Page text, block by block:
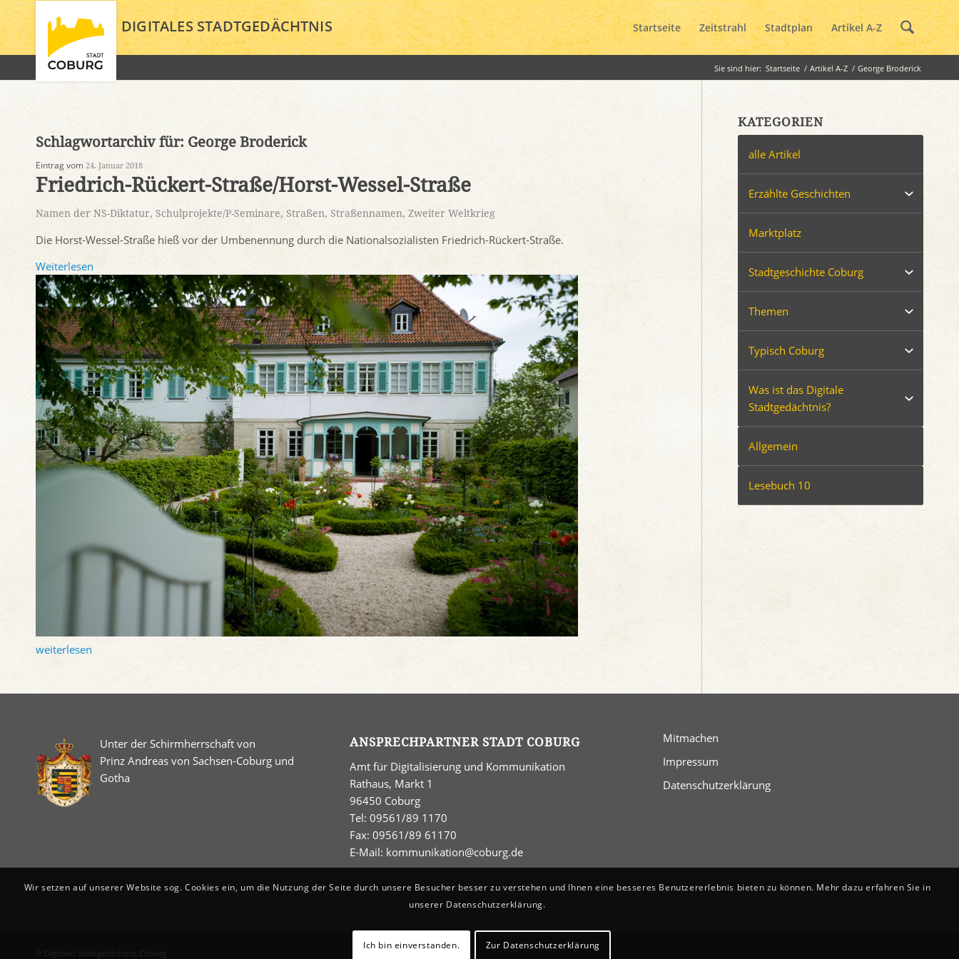
DIGITALES STADTGEDÄCHTNIS Startseite Zeitstrahl Stadtplan Artikel A-Z
Sie sind hier: Startseite / Artikel A-Z / George Broderick
Schlagwortarchiv für: George Broderick
Eintrag vom 24. Januar 2018
Friedrich-Rückert-Straße/Horst-Wessel-Straße
Namen der NS-Diktatur, Schulprojekte/P-Seminare, Straßen, Straßennamen, Zweiter Weltkrieg
Die Horst-Wessel-Straße hieß vor der Umbenennung durch die Nationalsozialisten Friedrich-Rückert-Straße.
Weiterlesen
weiterlesen
KATEGORIEN
alle Artikel
Erzählte Geschichten
Marktplatz
Stadtgeschichte Coburg
Themen
Typisch Coburg
Was ist das Digitale
Stadtgedächtnis?
Allgemein
Lesebuch 10
Unter der Schirmherrschaft von
Prinz Andreas von Sachsen-Coburg und
Gotha
ANSPRECHPARTNER STADT COBURG
Amt für Digitalisierung und Kommunikation
Rathaus, Markt 1
96450 Coburg
Tel: 09561/89 1170
Fax: 09561/89 61170
E-Mail: kommunikation@coburg.de
Mitmachen
Impressum
Datenschutzerklärung
© Digitales Stadtgedächtnis Coburg
Wir setzen auf unserer Website sog. Cookies ein, um die Nutzung der Seite durch unsere Besucher besser zu verstehen und Ihnen eine besseres Benutzererlebnis bieten zu können. Mehr dazu erfahren Sie in
unserer Datenschutzerklärung.
Ich bin einverstanden. Zur Datenschutzerklärung